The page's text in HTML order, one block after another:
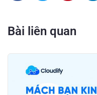
Bài liên quan